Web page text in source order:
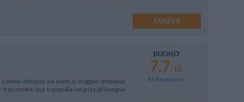
TARIFFE
breve distanza dai punti di maggior interesse
una tranquilla vacanza all'insegna
BUONO
7.7/10
42 Recensioni